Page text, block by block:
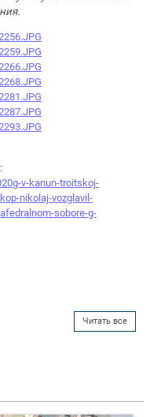
v-kanun-troitskoj-
nikolaj-vozglavil-
sobore-g-
Читать все